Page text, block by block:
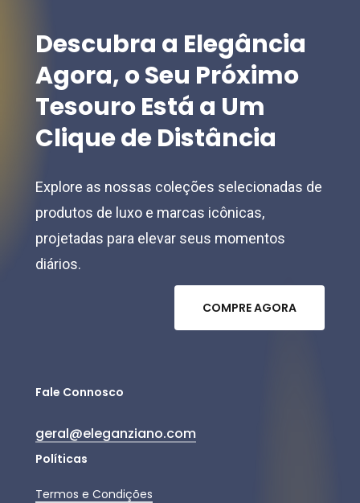
Descubra a Elegância
Agora,oSeu Próximo
TesouroEstá a Um
CliquedeDistância
Explore as nossas coleções selecionadas de
produtos de luxo e marcas icônicas,
projetadas para elevar seus momentos
diários.
COMPREAGORA
Fale Connosco
geral@eleganziano.com
Políticas
Termos e Condições